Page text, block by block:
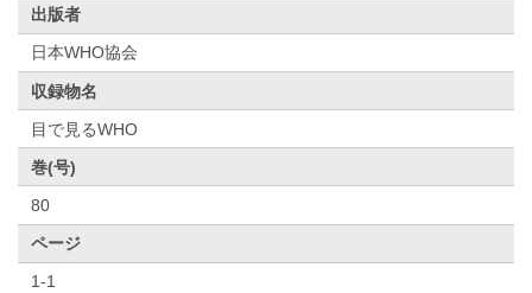
出版者
日本WHO協会
収録物名
目で見るWHO
巻(号)
80
ページ
1-1